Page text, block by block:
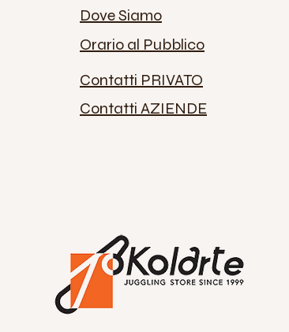
Dove Siamo
Orario al Pubblico
Contatti PRIVATO
Contatti AZIENDE